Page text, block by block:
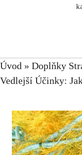
Úvod » Doplňky
Vedlejší Účinky: